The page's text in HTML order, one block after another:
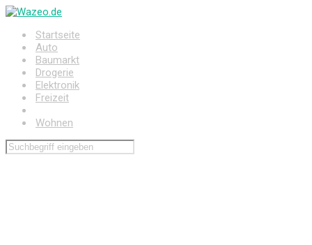
Zum
springenStartseite
Auto
Baumarkt
Drogerie
Elektronik
Freizeit
Wohnen